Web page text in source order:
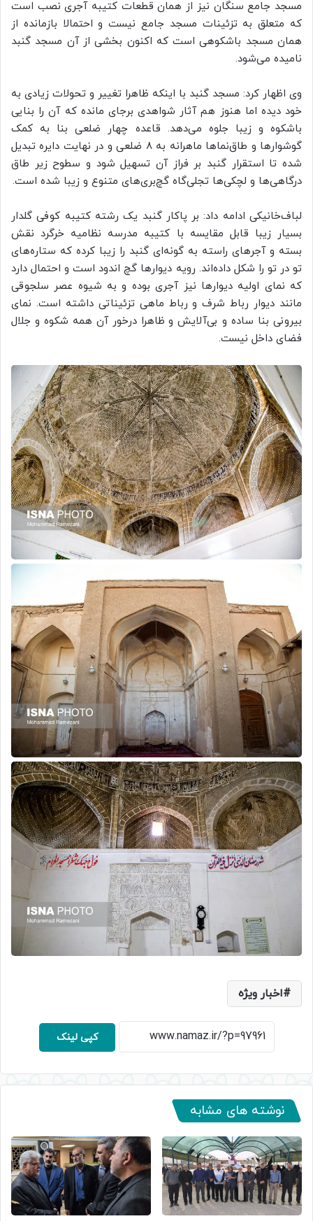
مسجد جامع سنگان نیز از همان قطعات کتیبه آجری نصب است
که متعلق به تزئینات مسجد جامع نیست و احتمالا بازمانده از
همان مسجد باشکوهی است که اکنون بخشی از آن مسجد گنبد
نامیده می‌شود.
وی اظهار کرد: مسجد گنبد با اینکه ظاهرا تغییر و تحولات زیادی به
خود دیده اما هنوز هم آثار شواهدی برجای مانده که آن را بنایی
باشکوه و زیبا جلوه می‌دهد. قاعده چهار ضلعی بنا به کمک
گوشوارها و طاق‌نماها ماهرانه به ۸ ضلعی و در نهایت دایره تبدیل
شده تا استقرار گنبد بر فراز آن تسهیل شود و سطوح زیر طاق‌
درگاهی‌ها و لچکی‌ها تجلی‌گاه گچ‌بری‌های متنوع و زیبا شده است.
لباف‌خانیکی ادامه داد: بر پاکار گنبد یک رشته کتیبه کوفی گلدار
بسیار زیبا قابل مقایسه با کتیبه مدرسه نظامیه خرگرد نقش
بسته و آجرهای راسته به گونه‌ای گنبد را زیبا کرده که ستاره‌های
تو در تو را شکل داده‌اند. رویه دیوارها گچ اندود است و احتمال دارد
که نمای اولیه دیوارها نیز آجری بوده و به شیوه عصر سلجوقی
مانند دیوار رباط شرف و رباط ماهی تزئیناتی داشته است. نمای
بیرونی بنا ساده و بی‌آلایش و ظاهرا درخور آن همه شکوه و جلال
فضای داخل نیست.
اخبار ویژه
کپی لینک
نوشته های مشابه